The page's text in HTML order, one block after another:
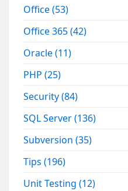
Office(53)
Office 365(42)
Oracle(11)
PHP(25)
Security(84)
SQL Server(136)
Subversion(35)
Tips(196)
Unit Testing(12)